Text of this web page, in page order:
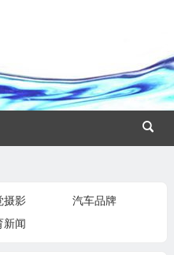
摄影
汽车品牌
新闻